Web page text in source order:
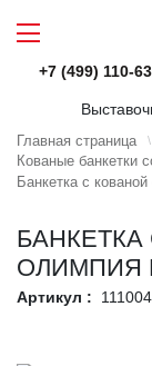
+7 (499) 110-
Главная страница
Кованые банкетки
Банкетка с
ОЛИМПИЯ
Артикул :